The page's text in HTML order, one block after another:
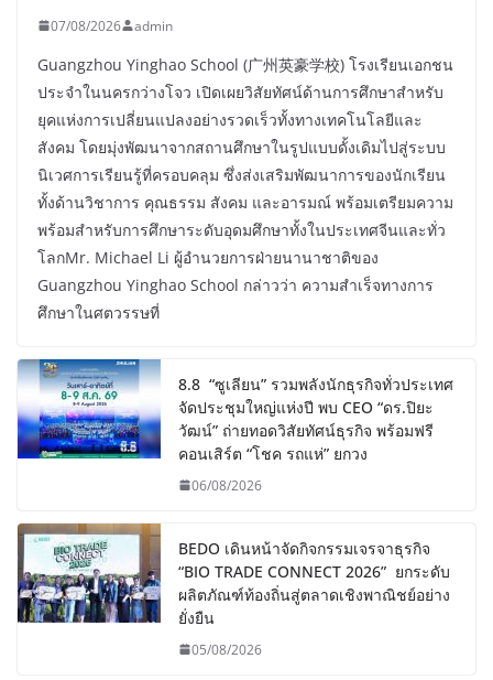
07/08/2026 admin
Guangzhou Yinghao School (广州英豪学校) โรงเรียนเอกชน
ประจำในนครกว่างโจว เปิดเผยวิสัยทัศน์ด้านการศึกษาสำหรับ
ยุคแห่งการเปลี่ยนแปลงอย่างรวดเร็วทั้งทางเทคโนโลยีและ
สังคม โดยมุ่งพัฒนาจากสถานศึกษาในรูปแบบดั้งเดิมไปสู่ระบบ
นิเวศการเรียนรู้ที่ครอบคลุม ซึ่งส่งเสริมพัฒนาการของนักเรียน
ทั้งด้านวิชาการ คุณธรรม สังคม และอารมณ์ พร้อมเตรียมความ
พร้อมสำหรับการศึกษาระดับอุดมศึกษาทั้งในประเทศจีนและทั่ว
โลกMr. Michael Li ผู้อำนวยการฝ่ายนานาชาติของ
Guangzhou Yinghao School กล่าวว่า ความสำเร็จทางการ
ศึกษาในศตวรรษที่
8.8 “ซูเลียน” รวมพลังนักธุรกิจทั่วประเทศ
จัดประชุมใหญ่แห่งปี พบ CEO “ดร.ปิยะ
วัฒน์” ถ่ายทอดวิสัยทัศน์ธุรกิจ พร้อมฟรี
คอนเสิร์ต “โชค รถแห่” ยกวง
06/08/2026
BEDO เดินหน้าจัดกิจกรรมเจรจาธุรกิจ
“BIO TRADE CONNECT 2026” ยกระดับ
ผลิตภัณฑ์ท้องถิ่นสู่ตลาดเชิงพาณิชย์อย่าง
ยั่งยืน
05/08/2026